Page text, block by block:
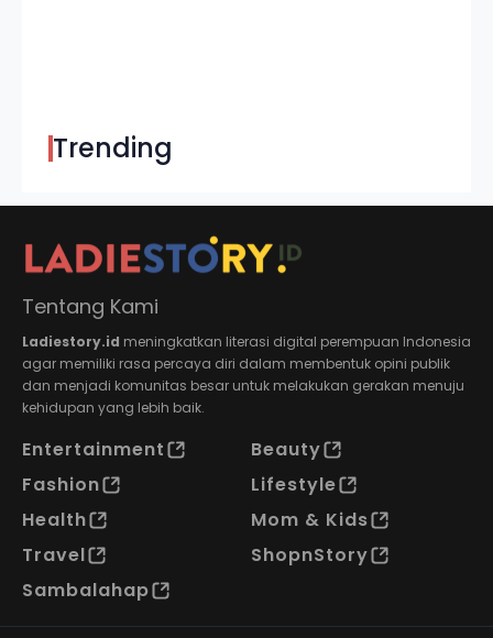
Trending
Tentang Kami
Ladiestory.id meningkatkan literasi digital perempuan Indonesia
agar memiliki rasa percaya diri dalam membentuk opini publik
dan menjadi komunitas besar untuk melakukan gerakan menuju
kehidupan yang lebih baik.
Entertainment
Beauty
Fashion
Lifestyle
Health
Mom & Kids
Travel
ShopnStory
Sambalahap